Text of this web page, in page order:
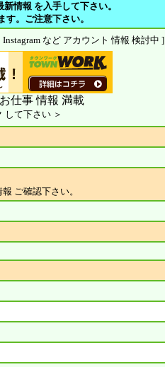
情報 を入手して下さい。
。ご注意下さい。
など アカウント 情報 検討中 ]
仕事 情報 満載
して下さい ＞
ご確認下さい。